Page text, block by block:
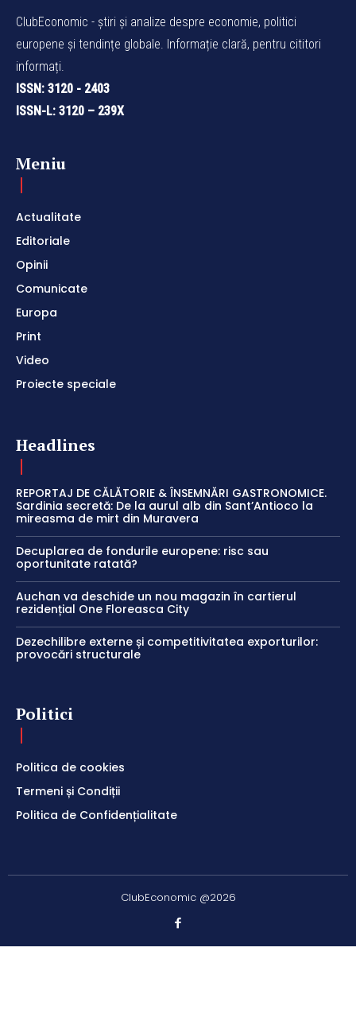
ClubEconomic - știri și analize despre economie, politici
europene și tendințe globale. Informație clară, pentru cititori
informați.
ISSN: 3120 - 2403
ISSN-L: 3120 – 239X
Meniu
Actualitate
Editoriale
Opinii
Comunicate
Europa
Print
Video
Proiecte speciale
Headlines
REPORTAJ DE CĂLĂTORIE & ÎNSEMNĂRI GASTRONOMICE.
Sardinia secretă: De la aurul alb din Sant’Antioco la
mireasma de mirt din Muravera
Decuplarea de fondurile europene: risc sau
oportunitate ratată?
Auchan va deschide un nou magazin în cartierul
rezidențial One Floreasca City
Dezechilibre externe și competitivitatea exporturilor:
provocări structurale
Politici
Politica de cookies
Termeni și Condiții
Politica de Confidențialitate
ClubEconomic @2026